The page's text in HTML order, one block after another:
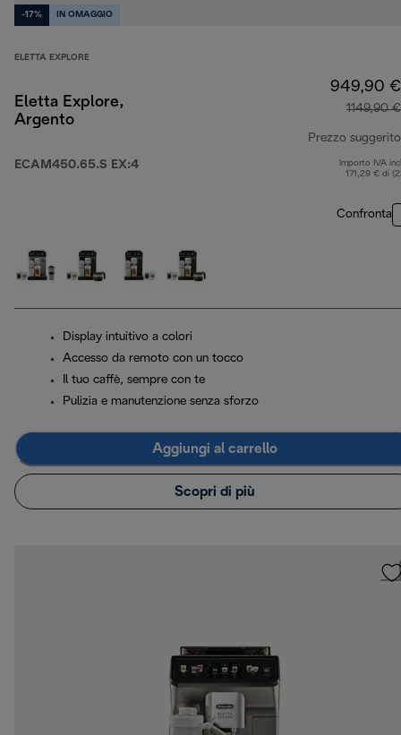
-17% IN OMAGGIO
ELETTA EXPLORE
Eletta Explore,
Argento
ECAM450.65.S EX:4
949,90 €
1149,90 €
Prezzo suggerito
Importo IVA
171,29 € di
Confronta
Display intuitivo a colori
Accesso da remoto con un tocco
Il tuo caffè, sempre con te
Pulizia e manutenzione senza sforzo
Aggiungi al carrello
Scopri di più